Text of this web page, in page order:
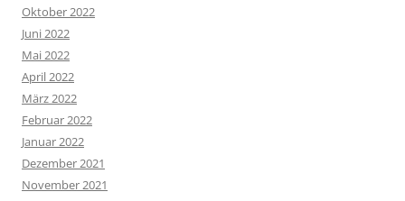
Oktober 2022
Juni 2022
Mai 2022
April 2022
März 2022
Februar 2022
Januar 2022
Dezember 2021
November 2021